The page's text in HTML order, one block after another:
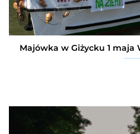
Majówka w Giżycku 1